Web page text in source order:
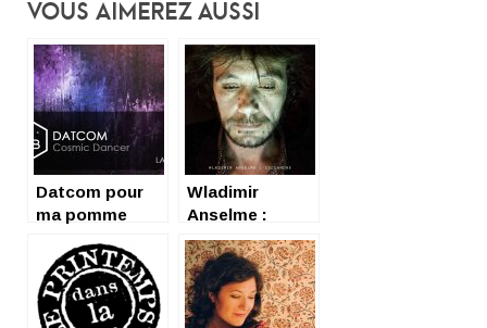
Vous Aimerez Aussi
Datcom pour
ma pomme
Wladimir
Anselme :
fragile et fort